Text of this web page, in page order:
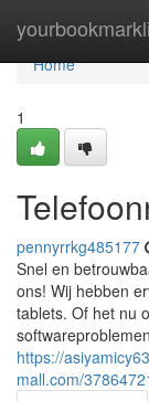
Home
Home
1
pennyrrkg485177
Snel en
ons! Wij hebben
tablets. Of het nu
https://
mall.com/